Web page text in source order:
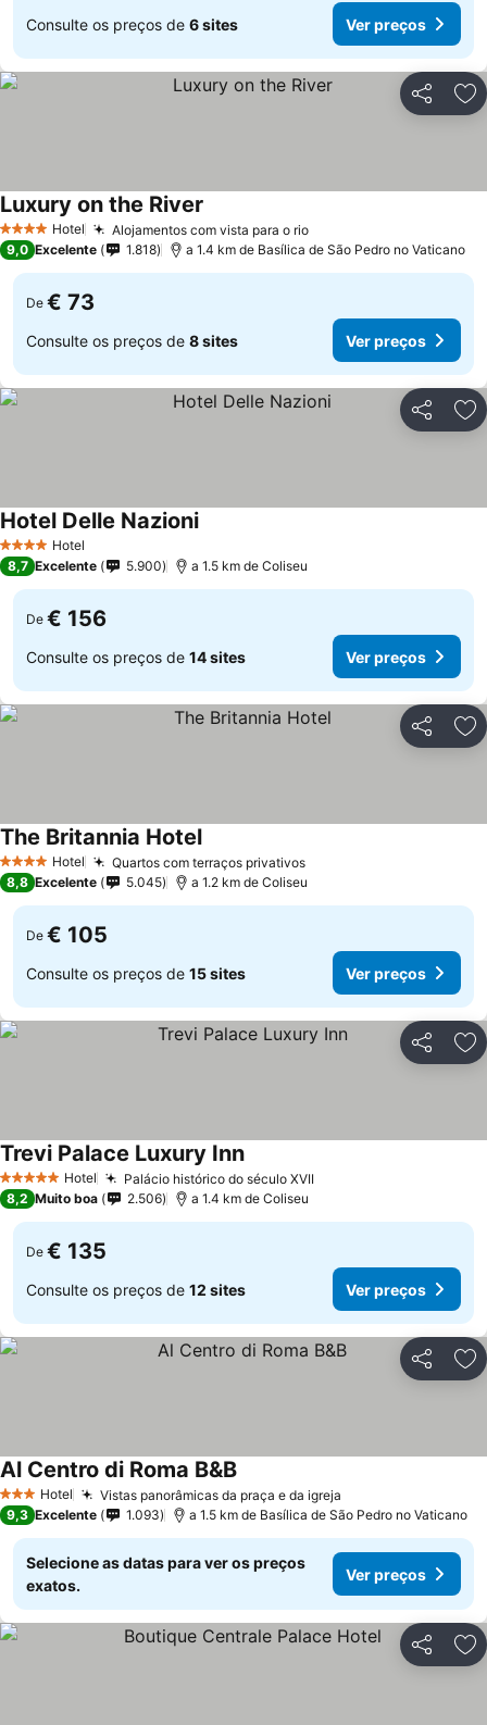
Consulte os preços de 6 sites Ver preços
Partilhar
4 EstrelasHotel Alojamentos com vista para o rio
Luxury on the River
9,0 Excelente 1.818 a 1.4 km de Basílica de São Pedro no Vaticano
De € 73
Consulte os preços de 8 sites Ver preços
Partilhar
4 EstrelasHotel
Hotel Delle Nazioni
8,7 Excelente 5.900 a 1.5 km de Coliseu
De € 156
Consulte os preços de 14 sites Ver preços
Partilhar
4 EstrelasHotel Quartos com terraços privativos
The Britannia Hotel
8,8 Excelente 5.045 a 1.2 km de Coliseu
De € 105
Consulte os preços de 15 sites Ver preços
Partilhar
5 Estrelas Hotel Palácio histórico do século XVII
Trevi Palace Luxury Inn
8,2 Muito boa 2.506 a 1.4 km de Coliseu
De € 135
Consulte os preços de 12 sites Ver preços
Partilhar
3 EstrelasHotel Vistas panorâmicas da praça e da igreja
Al Centro di Roma B&B
9,3 Excelente 1.093 a 1.5 km de Basílica de São Pedro no Vaticano
Selecione as datas para ver os preços
exatos.
Ver preços
Partilhar